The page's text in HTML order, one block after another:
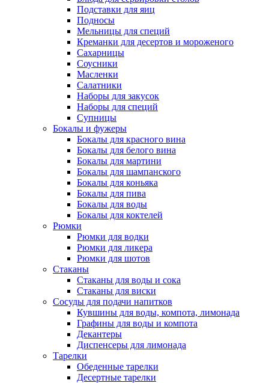
Подставки для яиц
Подносы
Мельницы для специй
Креманки для десертов и мороженого
Сахарницы
Соусники
Масленки
Салатники
Наборы для закусок
Наборы для специй
Супницы
Бокалы и фужеры
Бокалы для красного вина
Бокалы для белого вина
Бокалы для мартини
Бокалы для шампанского
Бокалы для коньяка
Бокалы для пива
Бокалы для воды
Бокалы для коктелей
Рюмки
Рюмки для водки
Рюмки для ликера
Рюмки для шотов
Стаканы
Стаканы для воды и сока
Стаканы для виски
Сосуды для подачи напитков
Кувшины для воды, компота, лимонада
Графины для воды и компота
Декантеры
Диспенсеры для лимонада
Тарелки
Обеденные тарелки
Десертные тарелки